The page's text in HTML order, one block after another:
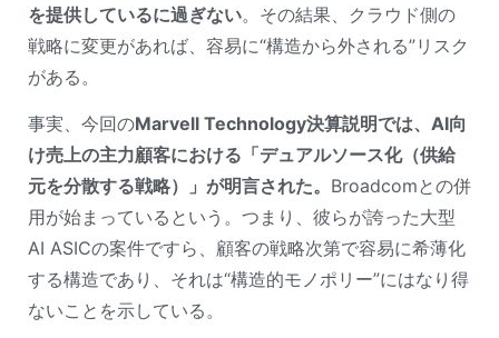
を提供しているに過ぎない。その結果、クラウド側の
戦略に変更があれば、容易に“構造から外される”リスク
がある。
事実、今回のMarvell Technology決算説明では、AI向
け売上の主力顧客における「デュアルソース化（供給
元を分散する戦略）」が明言された。 Broadcomとの併
用が始まっているという。つまり、彼らが誇った大型
AI ASICの案件ですら、顧客の戦略次第で容易に希薄化
する構造であり、それは“構造的モノポリー”にはなり得
ないことを示している。